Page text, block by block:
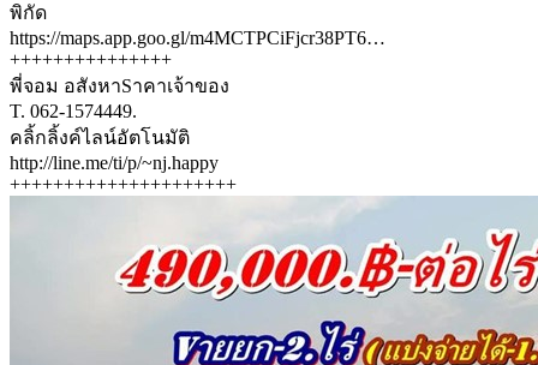
พิกัด
https://maps.app.goo.gl/m4MCTPCiFjcr38PT6…
+++++++++++++++
พี่จอม อสังหาSาคาเจ้าของ
T. 062-1574449.
คลิ้กลิ้งค์ไลน์อัตโนมัติ
http://line.me/ti/p/~nj.happy
+++++++++++++++++++++